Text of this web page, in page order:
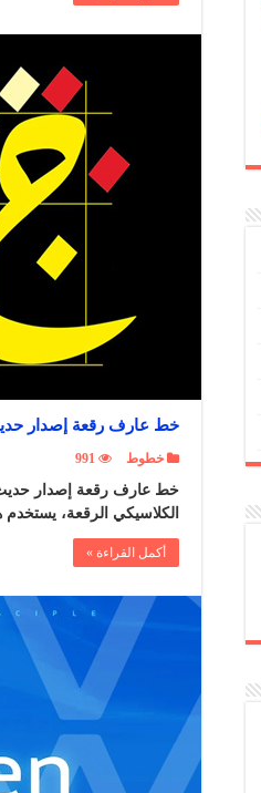
خط عارف رقعة إصدار
خطوط 991
خط عارف رقعة إصدار حديث
الكلاسيكي الرقعة،
أكمل القراءة »